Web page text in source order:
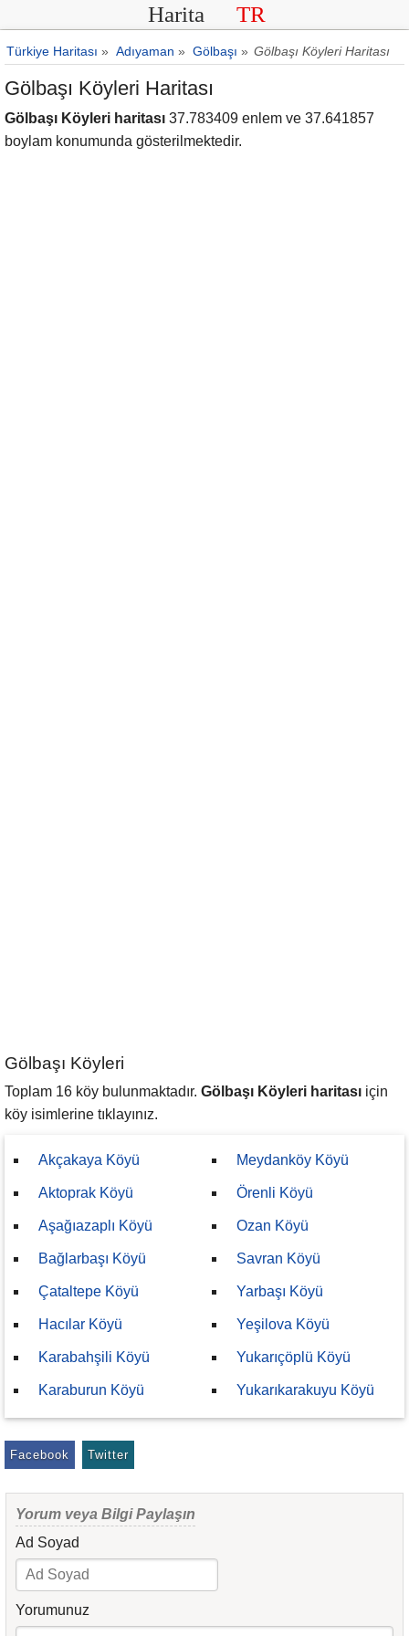
Harita TR
Türkiye Haritası » Adıyaman » Gölbaşı » Gölbaşı Köyleri Haritası
Gölbaşı Köyleri Haritası
Gölbaşı Köyleri haritası 37.783409 enlem ve 37.641857
boylam konumunda gösterilmektedir.
Gölbaşı Köyleri
Toplam 16 köy bulunmaktadır. Gölbaşı Köyleri haritası için
köy isimlerine tıklayınız.
Akçakaya Köyü
Aktoprak Köyü
Aşağıazaplı Köyü
Bağlarbaşı Köyü
Çataltepe Köyü
Hacılar Köyü
Karabahşili Köyü
Karaburun Köyü
Meydanköy Köyü
Örenli Köyü
Ozan Köyü
Savran Köyü
Yarbaşı Köyü
Yeşilova Köyü
Yukarıçöplü Köyü
Yukarıkarakuyu Köyü
Facebook Twitter
Yorum veya Bilgi Paylaşın
Ad Soyad
Yorumunuz